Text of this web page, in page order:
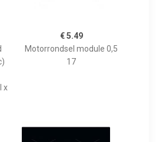
x
€ 5.49
Motorrondsel module 0,5
17